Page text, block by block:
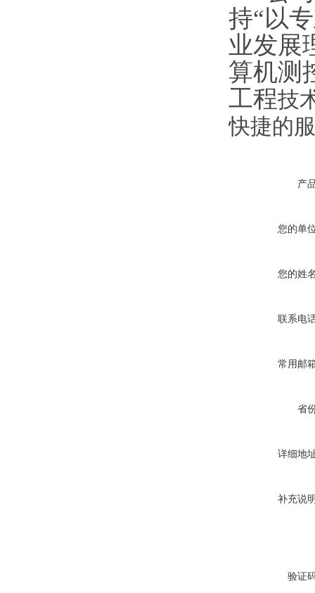
持“以
业发展
算机测
工程技
快捷的
产
您的单
您的姓
联系电
常用邮
省
详细地
补充说
验证